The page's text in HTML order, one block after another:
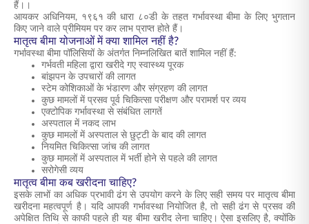
हैं।।
आयकर अधिनियम, १९६१ की धारा ८०डी के तहत गर्भावस्था बीमा के लिए भुगतान
किए जाने वाले प्रीमियम पर कर लाभ प्राप्त होते हैं।
मातृत्व बीमा योजनाओं में क्या शामिल नहीं है?
गर्भावस्था बीमा पॉलिसियों के अंतर्गत निम्नलिखित बातें शामिल नहीं हैं:
गर्भवती महिला द्वारा खरीदे गए स्वास्थ्य पूरक
बांझपन के उपचारों की लागत
स्टेम कोशिकाओं के भंडारण और संग्रहण की लागत
कुछ मामलों में प्रसव पूर्व चिकित्सा परीक्षण और परामर्श पर व्यय
एक्टोपिक गर्भावस्था से संबंधित लागतें
अस्पताल में नकद लाभ
कुछ मामलों में अस्पताल से छुट्टी के बाद की लागत
नियमित चिकित्सा जांच की लागत
कुछ मामलों में अस्पताल में भर्ती होने से पहले की लागत
सरोगेसी व्यय
मातृत्व बीमा कब खरीदना चाहिए?
इसके लाभों का अधिक प्रभावी ढंग से उपयोग करने के लिए सही समय पर मातृत्व बीमा
खरीदना महत्वपूर्ण है। यदि आपकी गर्भावस्था नियोजित है, तो सही ढंग से प्रसव की
अपेक्षित तिथि से काफी पहले ही यह बीमा खरीद लेना चाहिए। ऐसा इसलिए है, क्योंकि